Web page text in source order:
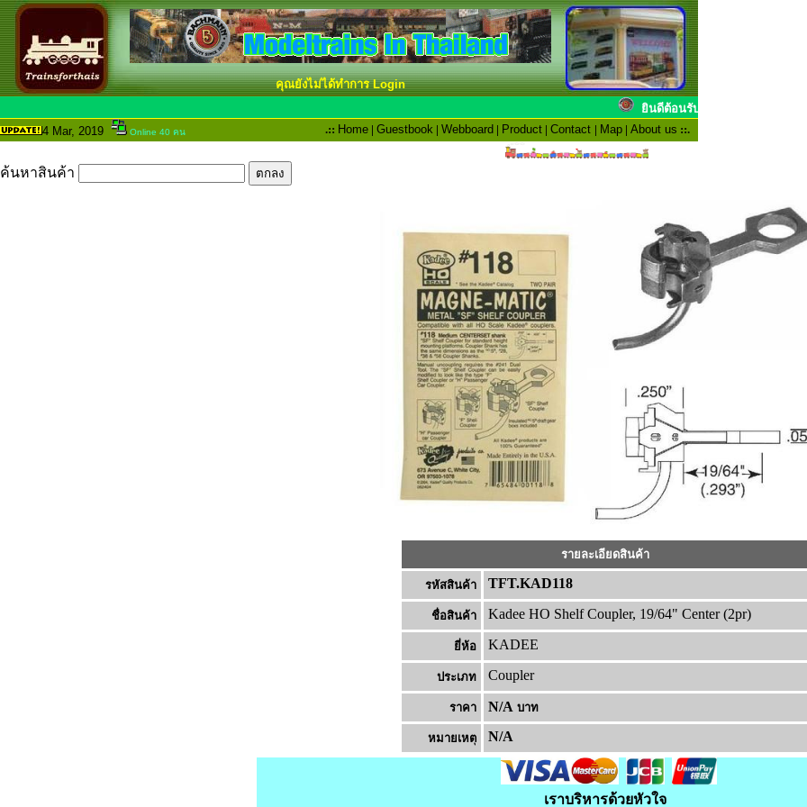
คุณยังไม่ได้ทำการ Login
ยินดีต้อนรับสมาชิก
4 Mar, 2019 Online 40 คน .:: Home | Guestbook | Webboard | Product | Contact | Map | About us ::.
ค้นหาสินค้า
รายละเอียดสินค้า
รหัสสินค้า TFT.KAD118
ชื่อสินค้า Kadee HO Shelf Coupler, 19/64" Center (2pr)
ยี่ห้อ KADEE
ประเภท Coupler
ราคา N/A บาท
หมายเหต N/A
เราบริหารด้วยหัวใจ